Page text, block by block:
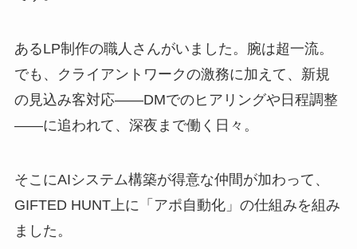
あるLP制作の職人さんがいました。腕は超一流。
でも、クライアントワークの激務に加えて、新規
の見込み客対応——DMでのヒアリングや日程調整
——に追われて、深夜まで働く日々。
そこにAIシステム構築が得意な仲間が加わって、
GIFTED HUNT上に「アポ自動化」の仕組みを組み
ました。